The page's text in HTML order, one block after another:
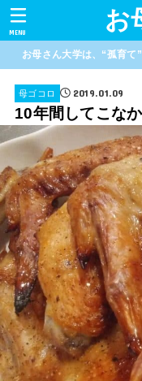
お
MENU
お母さん大学は、“孤育て
母ゴコロ 2019.01.09
10年間してこな